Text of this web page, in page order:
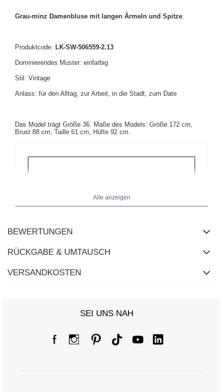
Grau-minz Damenbluse mit langen Ärmeln und Spitze.
Produktcode: LK-SW-506559-2.13
Dominierendes Muster: einfarbig
Stil: Vintage
Anlass: für den Alltag, zur Arbeit, in die Stadt, zum Date
Das Model trägt Größe 36. Maße des Models: Größe 172 cm,
Brust 88 cm, Taille 61 cm, Hüfte 92 cm.
Größentabelle
Alle anzeigen
BEWERTUNGEN
RÜCKGABE & UMTAUSCH
VERSANDKOSTEN
SEI UNS NAH